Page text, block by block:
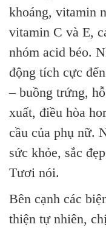
khoáng, vitamin
vitamin C và E,
nhóm acid béo.
động tích cực
– buồng trứng,
xuất, điều hòa
cầu của phụ nữ.
sức khỏe, sắc
Tươi nói.
Bên cạnh các
thiện tự nhiên,